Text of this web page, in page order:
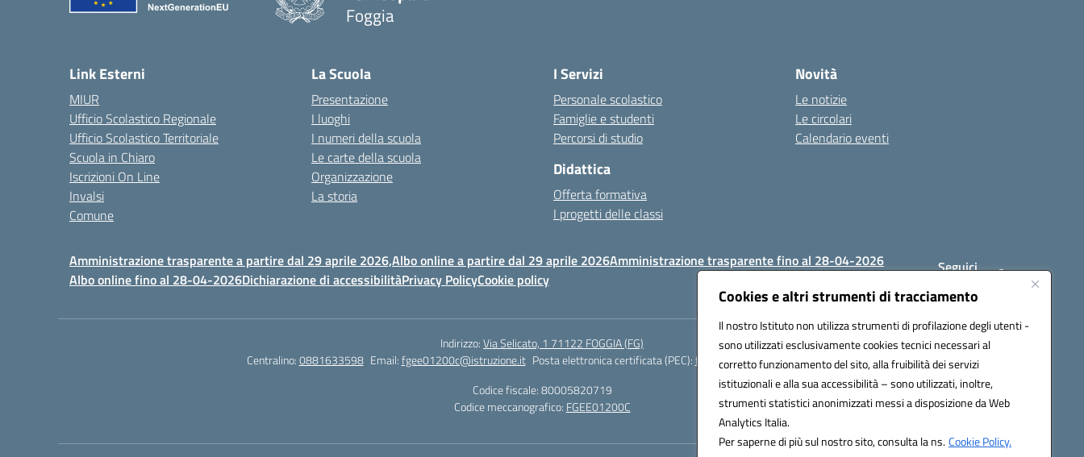
Cookies e altri strumenti di tracciamento
Il nostro Istituto non utilizza strumenti di profilazione degli utenti -
sono utilizzati esclusivamente cookies tecnici necessari al
corretto funzionamento del sito, alla fruibilità dei servizi
istituzionali e alla sua accessibilità – sono utilizzati, inoltre,
strumenti statistici anonimizzati messi a disposizione da Web
Analytics Italia.
Per saperne di più sul nostro sito, consulta la ns.Cookie Policy.
Foggia
Link Esterni
MIUR
Ufficio Scolastico Regionale
Ufficio Scolastico Territoriale
Scuola in Chiaro
Iscrizioni On Line
Invalsi
Comune
La Scuola
Presentazione
I luoghi
I numeri della scuola
Le carte della scuola
Organizzazione
La storia
I Servizi
Personale scolastico
Famiglie e studenti
Percorsi di studio
Didattica
Offerta formativa
I progetti delle classi
Novità
Le notizie
Le circolari
Calendario eventi
Amministrazione trasparente a partire dal 29 aprile 2026,Albo online a partire dal 29 aprile 2026Amministrazione trasparente fino al 28-04-2026
Albo online fino al 28-04-2026Dichiarazione di accessibilitàPrivacy PolicyCookie policy
Seguici
Indirizzo:Via Selicato, 1 71122 FOGGIA (FG)
Centralino:0881633598 Email:fgee01200c@istruzione.it Posta elettronica certificata (PEC):fgee01200c@pec.istruzione.it
Codice fiscale: 80005820719
Codice meccanografico: FGEE01200C